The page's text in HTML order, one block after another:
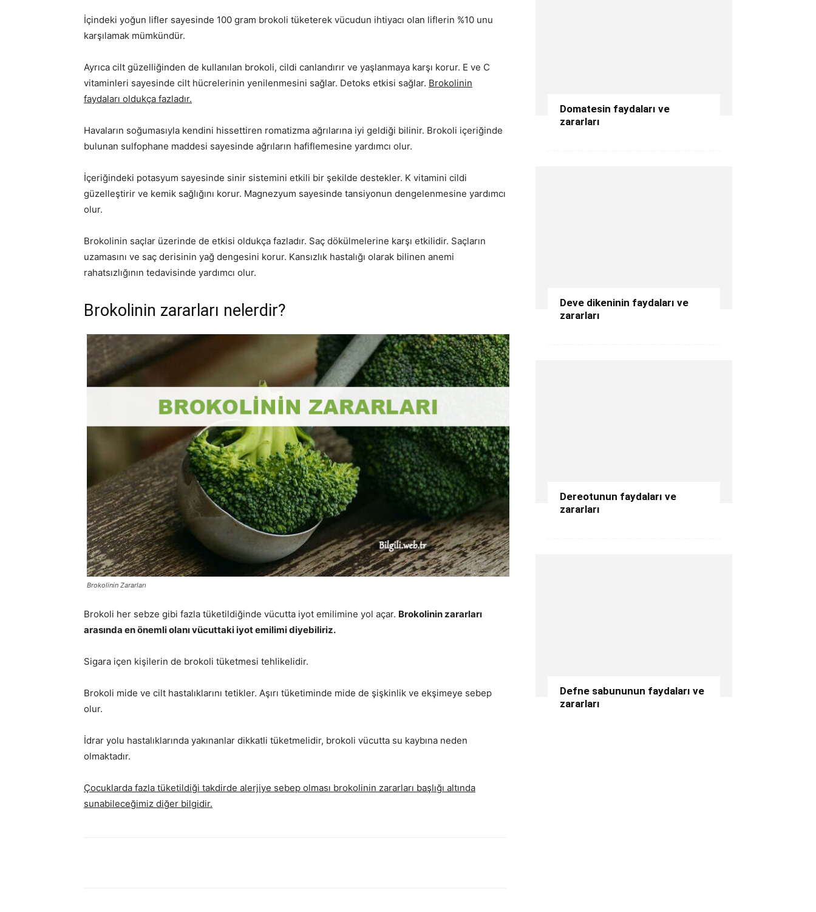
İçindeki yoğun lifler sayesinde 100 gram brokoli tüketerek vücudun ihtiyacı olan liflerin %10 unu
karşılamak mümkündür.
Ayrıca cilt güzelliğinden de kullanılan brokoli, cildi canlandırır ve yaşlanmaya karşı korur. E ve C
vitaminleri sayesinde cilt hücrelerinin yenilenmesini sağlar. Detoks etkisi sağlar. Brokolinin
faydaları oldukça fazladır.
Havaların soğumasıyla kendini hissettiren romatizma ağrılarına iyi geldiği bilinir. Brokoli içeriğinde
bulunan sulfophane maddesi sayesinde ağrıların hafiflemesine yardımcı olur.
İçeriğindeki potasyum sayesinde sinir sistemini etkili bir şekilde destekler. K vitamini cildi
güzelleştirir ve kemik sağlığını korur. Magnezyum sayesinde tansiyonun dengelenmesine yardımcı
olur.
Brokolinin saçlar üzerinde de etkisi oldukça fazladır. Saç dökülmelerine karşı etkilidir. Saçların
uzamasını ve saç derisinin yağ dengesini korur. Kansızlık hastalığı olarak bilinen anemi
rahatsızlığının tedavisinde yardımcı olur.
Brokolinin zararları nelerdir?
Brokolinin Zararları
Brokoli her sebze gibi fazla tüketildiğinde vücutta iyot emilimine yol açar. Brokolinin zararları
arasında en önemli olanı vücuttaki iyot emilimi diyebiliriz.
Sigara içen kişilerin de brokoli tüketmesi tehlikelidir.
Brokoli mide ve cilt hastalıklarını tetikler. Aşırı tüketiminde mide de şişkinlik ve ekşimeye sebep
olur.
İdrar yolu hastalıklarında yakınanlar dikkatli tüketmelidir, brokoli vücutta su kaybına neden
olmaktadır.
Çocuklarda fazla tüketildiği takdirde alerjiye sebep olması brokolinin zararları başlığı altında
sunabileceğimiz diğer bilgidir.
Domatesin faydaları ve
zararları
Deve dikeninin faydaları ve
zararları
Dereotunun faydaları ve
zararları
Defne sabununun faydaları ve
zararları